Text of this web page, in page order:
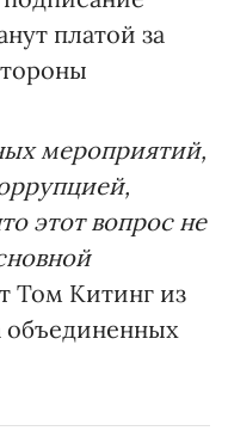
платой за
мероприятий,
этот вопрос не
Том Китинг из
объединенных